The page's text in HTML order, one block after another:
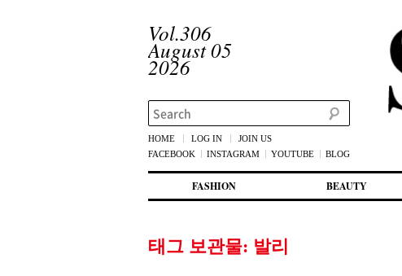
Vol.306
August 05
2026
Search
HOME LOG IN
JOIN US
FACEBOOK
INSTAGRAM YOUTUBE BLOG
첫번째 컨텐츠로 뛰어넘기
두번째 컨텐츠로 뛰어넘기
FASHION BEAUTY
태그 보관물: 발리